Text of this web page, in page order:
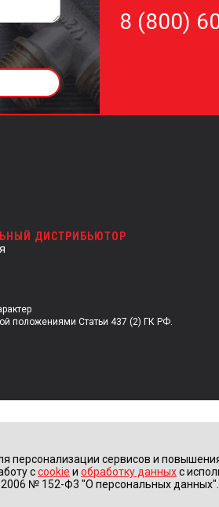
8 (800)
ДИСТРИБЬЮТОР
положениями Статьи 437 (2) ГК РФ.
сервисов и
сcookie и обработку данныхс
№ 152-Ф3 "О персональных данных".